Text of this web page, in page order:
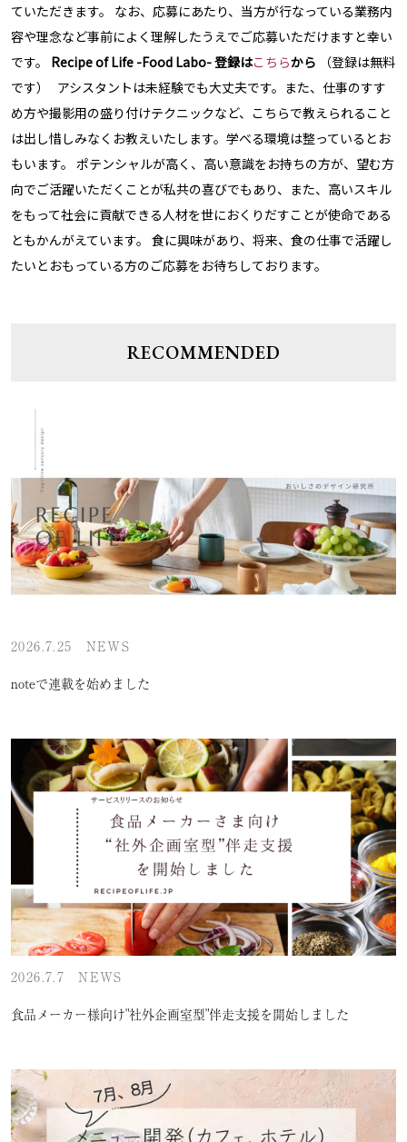
ていただきます。 なお、応募にあたり、当方が行なっている業務内
容や理念など事前によく理解したうえでご応募いただけますと幸い
です。 Recipe of Life -Food Labo- 登録はこちらから （登録は無料
です） アシスタントは未経験でも大丈夫です。また、仕事のすす
め方や撮影用の盛り付けテクニックなど、こちらで教えられること
は出し惜しみなくお教えいたします。学べる環境は整っているとお
もいます。 ポテンシャルが高く、高い意識をお持ちの方が、望む方
向でご活躍いただくことが私共の喜びでもあり、また、高いスキル
をもって社会に貢献できる人材を世におくりだすことが使命である
ともかんがえています。 食に興味があり、将来、食の仕事で活躍し
たいとおもっている方のご応募をお待ちしております。
RECOMMENDED
2026.7.25 NEWS
noteで連載を始めました
2026.7.7 NEWS
食品メーカー様向け"社外企画室型"伴走支援を開始しました